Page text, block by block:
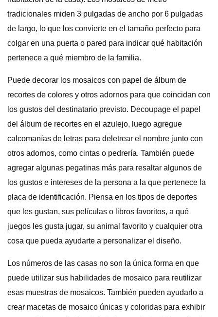
tradicionales miden 3 pulgadas de ancho por 6 pulgadas
de largo, lo que los convierte en el tamaño perfecto para
colgar en una puerta o pared para indicar qué habitación
pertenece a qué miembro de la familia.
Puede decorar los mosaicos con papel de álbum de
recortes de colores y otros adornos para que coincidan con
los gustos del destinatario previsto. Decoupage el papel
del álbum de recortes en el azulejo, luego agregue
calcomanías de letras para deletrear el nombre junto con
otros adornos, como cintas o pedrería. También puede
agregar algunas pegatinas más para resaltar algunos de
los gustos e intereses de la persona a la que pertenece la
placa de identificación. Piensa en los tipos de deportes
que les gustan, sus películas o libros favoritos, a qué
juegos les gusta jugar, su animal favorito y cualquier otra
cosa que pueda ayudarte a personalizar el diseño.
Los números de las casas no son la única forma en que
puede utilizar sus habilidades de mosaico para reutilizar
esas muestras de mosaicos. También pueden ayudarlo a
crear macetas de mosaico únicas y coloridas para exhibir